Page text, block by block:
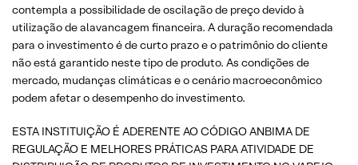
contempla a possibilidade de oscilação de preço devido à
utilização de alavancagem financeira. A duração recomendada
para o investimento é de curto prazo e o patrimônio do cliente
não está garantido neste tipo de produto. As condições de
mercado, mudanças climáticas e o cenário macroeconômico
podem afetar o desempenho do investimento.
ESTA INSTITUIÇÃO É ADERENTE AO CÓDIGO ANBIMA DE
REGULAÇÃO E MELHORES PRÁTICAS PARA ATIVIDADE DE